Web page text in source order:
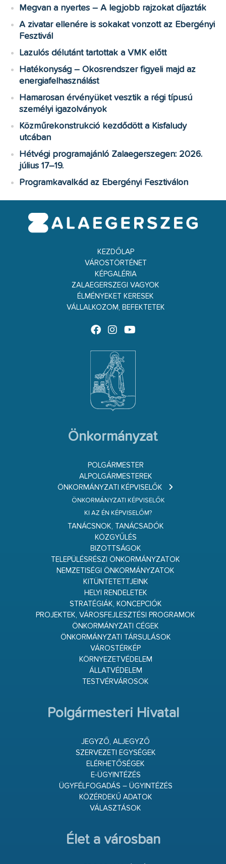
Megvan a nyertes – A legjobb rajzokat díjazták
A zivatar ellenére is sokakat vonzott az Ebergényi
Fesztivál
Lazulós délutánt tartottak a VMK előtt
Hatékonyság – Okosrendszer figyeli majd az
energiafelhasználást
Hamarosan érvényüket vesztik a régi típusú
személyi igazolványok
Közműrekonstrukció kezdődött a Kisfaludy
utcában
Hétvégi programajánló Zalaegerszegen: 2026.
július 17–19.
Programkavalkád az Ebergényi Fesztiválon
KEZDŐLAP
VÁROSTÖRTÉNET
KÉPGALÉRIA
ZALAEGERSZEGI VAGYOK
ÉLMÉNYEKET KERESEK
VÁLLALKOZOM, BEFEKTETEK
Önkormányzat
POLGÁRMESTER
ALPOLGÁRMESTEREK
ÖNKORMÁNYZATI KÉPVISELŐK
ÖNKORMÁNYZATI KÉPVISELŐK
KI AZ ÉN KÉPVISELŐM?
TANÁCSNOK, TANÁCSADÓK
KÖZGYŰLÉS
BIZOTTSÁGOK
TELEPÜLÉSRÉSZI ÖNKORMÁNYZATOK
NEMZETISÉGI ÖNKORMÁNYZATOK
KITÜNTETETTJEINK
HELYI RENDELETEK
STRATÉGIÁK, KONCEPCIÓK
PROJEKTEK, VÁROSFEJLESZTÉSI PROGRAMOK
ÖNKORMÁNYZATI CÉGEK
ÖNKORMÁNYZATI TÁRSULÁSOK
VÁROSTÉRKÉP
KÖRNYEZETVÉDELEM
ÁLLATVÉDELEM
TESTVÉRVÁROSOK
Polgármesteri Hivatal
JEGYZŐ, ALJEGYZŐ
SZERVEZETI EGYSÉGEK
ELÉRHETŐSÉGEK
E-ÜGYINTÉZÉS
ÜGYFÉLFOGADÁS – ÜGYINTÉZÉS
KÖZÉRDEKŰ ADATOK
VÁLASZTÁSOK
Élet a városban